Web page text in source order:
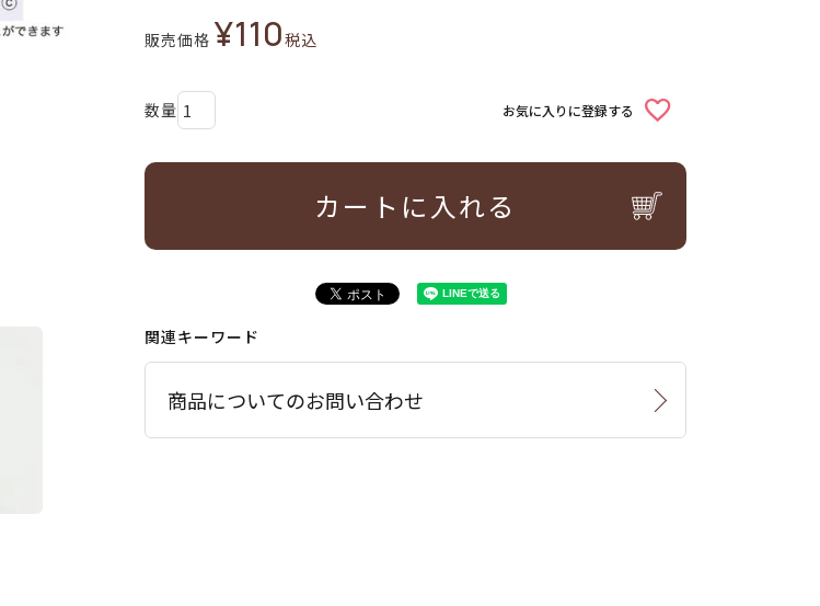
販売価格 ¥110税込
お気に入りに登録する
カートに入れる
関連キーワード
商品についてのお問い合わせ